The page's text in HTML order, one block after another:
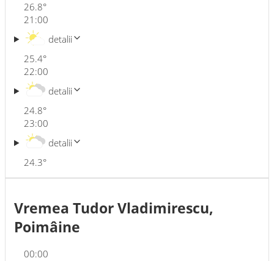
26.8°
21:00
25.4°
detalii
22:00
24.8°
detalii
23:00
24.3°
detalii
Vremea Tudor Vladimirescu,
Poimâine
00:00